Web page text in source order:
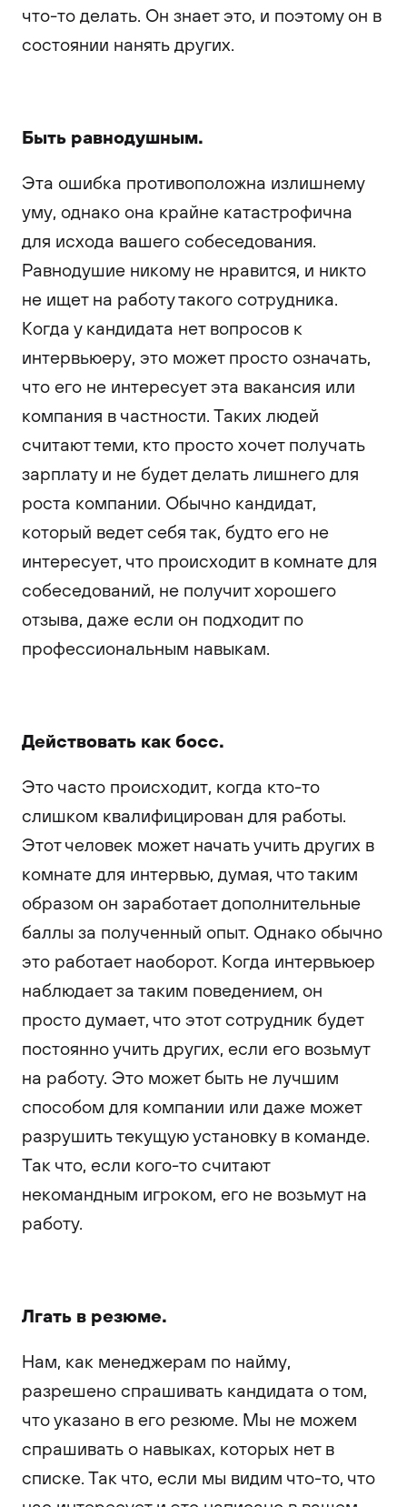
что-то делать. Он знает это, и поэтому он в
состоянии нанять других.
Быть равнодушным.
Эта ошибка противоположна излишнему
уму, однако она крайне катастрофична
для исхода вашего собеседования.
Равнодушие никому не нравится, и никто
не ищет на работу такого сотрудника.
Когда у кандидата нет вопросов к
интервьюеру, это может просто означать,
что его не интересует эта вакансия или
компания в частности. Таких людей
считают теми, кто просто хочет получать
зарплату и не будет делать лишнего для
роста компании. Обычно кандидат,
который ведет себя так, будто его не
интересует, что происходит в комнате для
собеседований, не получит хорошего
отзыва, даже если он подходит по
профессиональным навыкам.
Действовать как босс.
Это часто происходит, когда кто-то
слишком квалифицирован для работы.
Этот человек может начать учить других в
комнате для интервью, думая, что таким
образом он заработает дополнительные
баллы за полученный опыт. Однако обычно
это работает наоборот. Когда интервьюер
наблюдает за таким поведением, он
просто думает, что этот сотрудник будет
постоянно учить других, если его возьмут
на работу. Это может быть не лучшим
способом для компании или даже может
разрушить текущую установку в команде.
Так что, если кого-то считают
некомандным игроком, его не возьмут на
работу.
Лгать в резюме.
Нам, как менеджерам по найму,
разрешено спрашивать кандидата о том,
что указано в его резюме. Мы не можем
спрашивать о навыках, которых нет в
списке. Так что, если мы видим что-то, что